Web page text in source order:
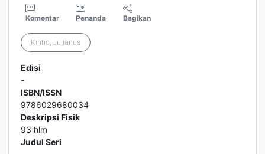
Komentar Penanda Bagikan
Kinho, Julianus
Edisi
-
ISBN/ISSN
9786029680034
Deskripsi Fisik
93 hlm
Judul Seri